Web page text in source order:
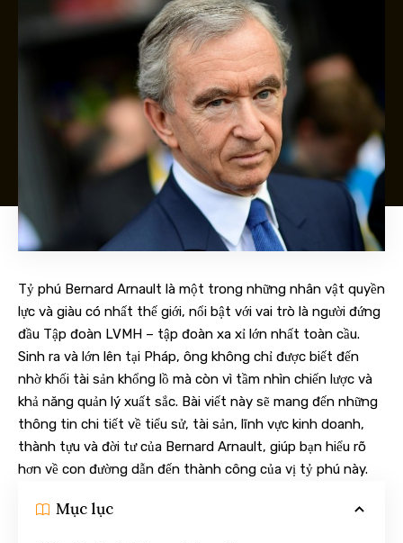
Tỷ phú Bernard Arnault là một trong những nhân vật quyền
lực và giàu có nhất thế giới, nổi bật với vai trò là người đứng
đầu Tập đoàn LVMH – tập đoàn xa xỉ lớn nhất toàn cầu.
Sinh ra và lớn lên tại Pháp, ông không chỉ được biết đến
nhờ khối tài sản khổng lồ mà còn vì tầm nhìn chiến lược và
khả năng quản lý xuất sắc. Bài viết này sẽ mang đến những
thông tin chi tiết về tiểu sử, tài sản, lĩnh vực kinh doanh,
thành tựu và đời tư của Bernard Arnault, giúp bạn hiểu rõ
hơn về con đường dẫn đến thành công của vị tỷ phú này.
Mục lục